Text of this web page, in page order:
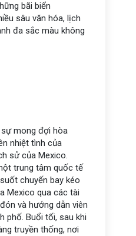
bãi biển
sâu văn hóa, lịch
đa sắc màu không
sự mong đợi hòa
nhiệt tình của
sử của Mexico.
trung tâm quốc tế
chuyến bay kéo
Mexico qua các tài
và hướng dẫn viên
phố. Buổi tối, sau khi
truyền thống, nơi